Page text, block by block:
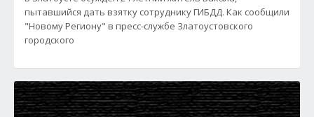
пытавшийся дать взятку сотруднику ГИБДД. Как сообщили
"Новому Региону" в пресс-службе Златоустовского
городского